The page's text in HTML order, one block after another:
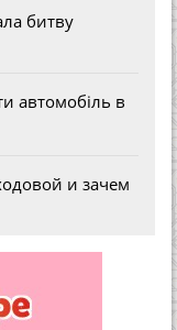
битву
автомобіль в
и зачем